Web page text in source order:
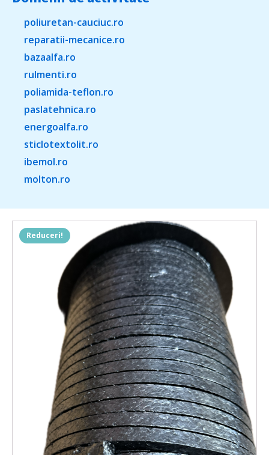
poliuretan-cauciuc.ro
reparatii-mecanice.ro
bazaalfa.ro
rulmenti.ro
poliamida-teflon.ro
paslatehnica.ro
energoalfa.ro
sticlotextolit.ro
ibemol.ro
molton.ro
Reduceri!